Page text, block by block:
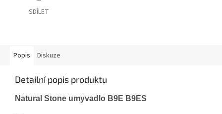
SDÍLET
Popis Diskuze
Detailní popis produktu
Natural Stone umyvadlo B9E B9ES